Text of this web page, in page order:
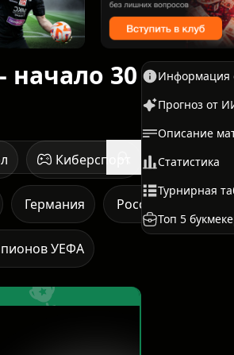
начало 30
Киберспорт
Германия Россия
УЕФА
Информация
Прогноз от
Описание
Статистика
Турнирная
Топ 5